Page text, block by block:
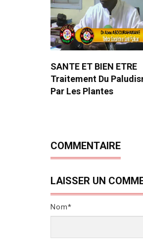
SANTE ET BIEN ETRE
Traitement Du
Par Les Plantes
COMMENTAIRE
LAISSER UN
Nom*